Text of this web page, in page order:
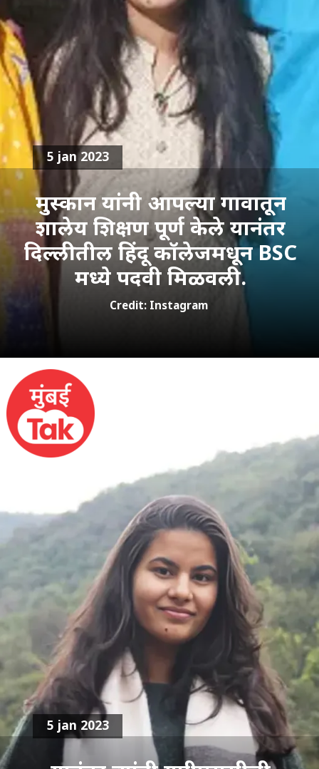
मुस्कान यांनी आपल्या गावातून
शालेय शिक्षण पूर्ण केले यानंतर
दिल्लीतील हिंदू कॉलेजमधून BSC
मध्ये पदवी मिळवली.
5 jan 2023
Credit: Instagram
5 jan 2023